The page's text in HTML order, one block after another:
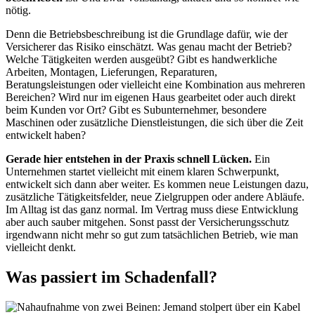
nötig.
Denn die Betriebsbeschreibung ist die Grundlage dafür, wie der
Versicherer das Risiko einschätzt. Was genau macht der Betrieb?
Welche Tätigkeiten werden ausgeübt? Gibt es handwerkliche
Arbeiten, Montagen, Lieferungen, Reparaturen,
Beratungsleistungen oder vielleicht eine Kombination aus mehreren
Bereichen? Wird nur im eigenen Haus gearbeitet oder auch direkt
beim Kunden vor Ort? Gibt es Subunternehmer, besondere
Maschinen oder zusätzliche Dienstleistungen, die sich über die Zeit
entwickelt haben?
Gerade hier entstehen in der Praxis schnell Lücken. Ein
Unternehmen startet vielleicht mit einem klaren Schwerpunkt,
entwickelt sich dann aber weiter. Es kommen neue Leistungen dazu,
zusätzliche Tätigkeitsfelder, neue Zielgruppen oder andere Abläufe.
Im Alltag ist das ganz normal. Im Vertrag muss diese Entwicklung
aber auch sauber mitgehen. Sonst passt der Versicherungsschutz
irgendwann nicht mehr so gut zum tatsächlichen Betrieb, wie man
vielleicht denkt.
Was passiert im Schadenfall?